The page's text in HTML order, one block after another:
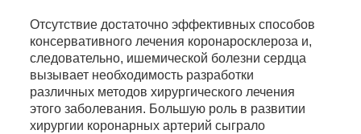
Отсутствие достаточно эффективных способов
консервативного лечения коронаросклероза и,
следовательно, ишемической болезни сердца
вызывает необходимость разработки
различных методов хирургического лечения
этого заболевания. Большую роль в развитии
хирургии коронарных артерий сыграло